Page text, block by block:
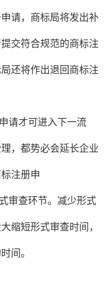
请，商标局将发出补
交符合规范的商标注
还将作出退回商标注
请才可进入下一流
，都势必会延长企业
注册申
审查环节。减少形式
缩短形式审查时间，
间。